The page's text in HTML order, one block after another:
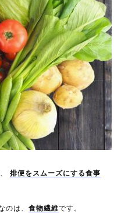
、排便をスムーズにする食事
のは、食物繊維です。